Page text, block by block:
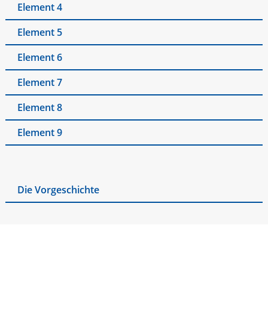
Element 4
Element 5
Element 6
Element 7
Element 8
Element 9
Die Vorgeschichte